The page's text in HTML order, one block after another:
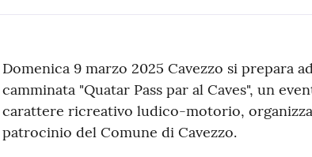
Contenuto
Domenica 9 marzo 2025 Cavezzo si prepara
camminata "Quatar Pass par al Caves", un
carattere ricreativo ludico-motorio,
patrocinio del Comune di Cavezzo.